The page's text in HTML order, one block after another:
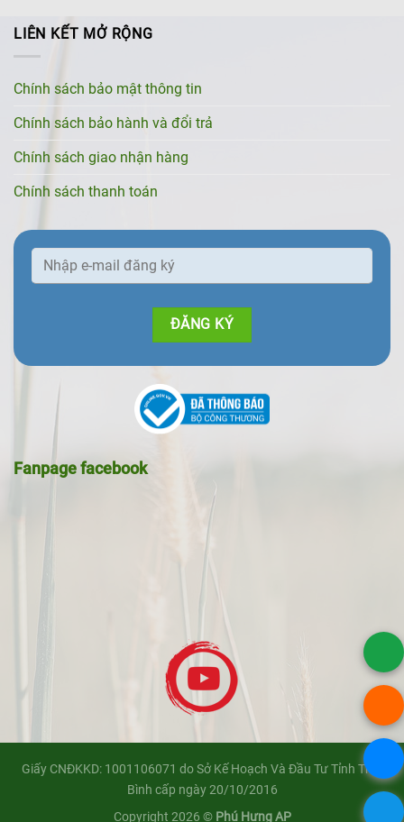
LIÊN KẾT MỞ RỘNG
Chính sách bảo mật thông tin
Chính sách bảo hành và đổi trả
Chính sách giao nhận hàng
Chính sách thanh toán
Fanpage facebook
Giấy CNĐKKD: 1001106071 do Sở Kế Hoạch Và Đầu Tư Tỉnh Thái
Bình cấp ngày 20/10/2016
Copyright 2026 © Phú Hưng AP